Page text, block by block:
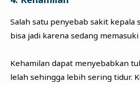
Salah satu penyebab sakit kepala
bisa jadi karena sedang
Kehamilan dapat menyebabkan
lelah sehingga lebih sering tidur.